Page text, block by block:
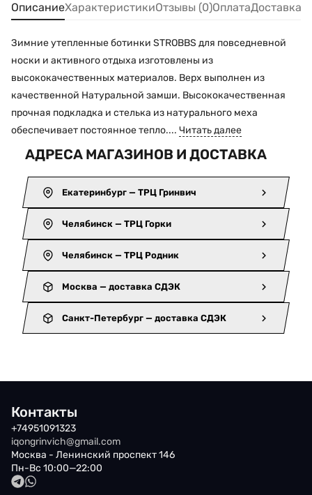
ОписаниеХарактеристикиОтзывы (0)ОплатаДоставка
Зимние утепленные ботинки STROBBS для повседневной
носки и активного отдыха изготовлены из
высококачественных материалов. Верх выполнен из
качественной Натуральной замши. Высококачественная
прочная подкладка и стелька из натурального меха
обеспечивает постоянное тепло.... Читать далее
АДРЕСА МАГАЗИНОВ И ДОСТАВКА
Екатеринбург — ТРЦ Гринвич
Челябинск — ТРЦ Горки
Челябинск — ТРЦ Родник
Москва — доставка СДЭК
Санкт-Петербург — доставка СДЭК
Контакты
+74951091323
iqongrinvich@gmail.com
Москва - Ленинский проспект 146
Пн-Вс 10:00—22:00